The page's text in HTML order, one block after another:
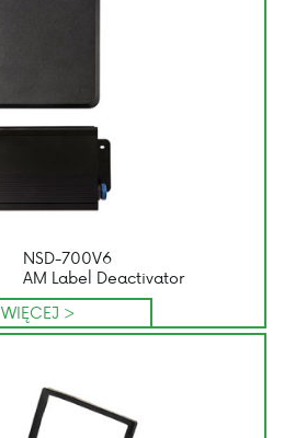
NSD-700V6
AM Label Deactivator
WIĘCEJ >